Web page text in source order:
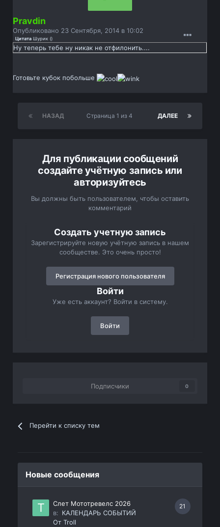
Pravdin
Опубликовано 23 Сентября, 2014 в 10:02
Цитата Шурик ()
Ну теперь тебе ну никак не отфилонить....
Готовьте кубок побольше
НАЗАД ДАЛЕЕ
Страница 1 из 4
Для публикации сообщений
создайте учётную запись или
авторизуйтесь
Вы должны быть пользователем, чтобы оставить
комментарий
Создать учетную запись
Зарегистрируйте новую учётную запись в нашем
сообществе. Это очень просто!
Регистрация нового пользователя
Войти
Уже есть аккаунт? Войти в систему.
Войти
Подписчики 0
Перейти к списку тем
Новые сообщения
21
Слет Мототревелс 2026
в: КАЛЕНДАРЬ СОБЫТИЙ
ОтTroll